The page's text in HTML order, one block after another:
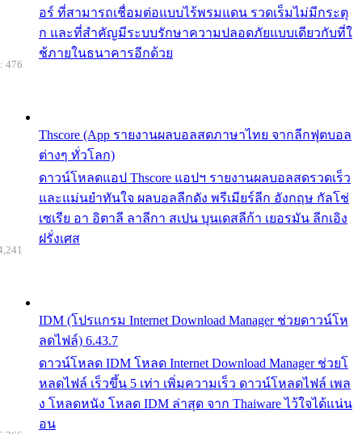
อร์ ที่สามารถเชื่อมต่อแบบไร้พรมแดน รวดเร็มไม่มีกระตุ
ก และที่สำคัญมีระบบรักษาความปลอดภัยแบบเดียวกับที่ใ
ช้ภายในธนาคารอีกด้วย
Thscore (App รายงานผลบอลสดภาษาไทย จากลีกฟุตบอล
ต่างๆ ทั่วโลก)
ดาวน์โหลดแอป Thscore แอปฯ รายงานผลบอลสดรวดเร็ว
และแม่นยำทันใจ ผลบอลลีกดัง พรีเมียร์ลีก อังกฤษ กัลโช่
เซเรีย อา อิตาลี ลาลีกา สเปน บุนเดสลีก้า เยอรมัน ลีกเอิง
ฝรั่งเศส
476
IDM (โปรแกรม Internet Download Manager ช่วยดาวน์โห
ลดไฟล์) 6.43.7
ดาวน์โหลด IDM โหลด Internet Download Manager ช่วยโ
หลดไฟล์ เร็วขึ้น 5 เท่า เพิ่มความเร็ว ดาวน์โหลดไฟล์ เพล
ง โหลดหนัง โหลด IDM ล่าสุด จาก Thaiware ไว้ใจได้แน่น
อน